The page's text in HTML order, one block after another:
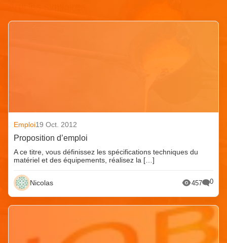
Emploi19 Oct. 2012
Proposition d’emploi
A ce titre, vous définissez les spécifications techniques du
matériel et des équipements, réalisez la […]
Nicolas 457 0